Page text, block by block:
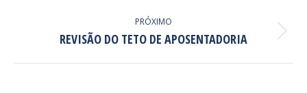
PRÓXIMO
Próximo
REVISÃO DO TETO DE APOSENTADORIA